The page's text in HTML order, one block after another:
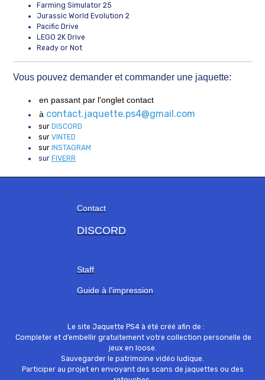
Farming Simulator 25
Jurassic World Evolution 2
Pacific Drive
LEGO 2K Drive
Ready or Not
Vous pouvez demander et commander une jaquette:
en passant par l'onglet contact
à contact.jaquette.ps4@gmail.com
sur DISCORD
sur VINTED
sur INSTAGRAM
sur FIVERR
Contact
DISCORD
Staff
Guide à l'impression
Le site Jaquette PS4 à été créé afin de :
Completer et d’embellir gratuitement votre collection personelle de
jeux en loose.
Sauvegarder le patrimoine vidéo ludique.
Participer au projet en envoyant des scans de jaquettes ou des